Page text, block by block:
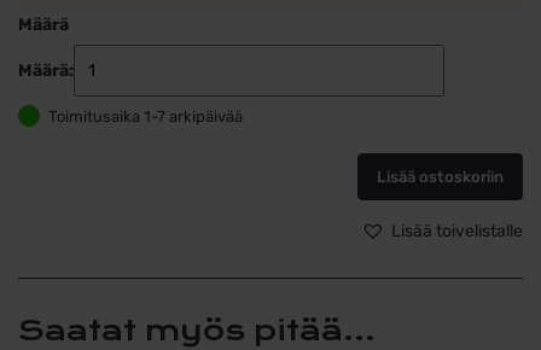
Määrä
Määrä:
x
14,5mm
määrä
Toimitusaika 1-7 arkipäivää
Lisää ostoskoriin
Lisää toivelistalle
Saatat myös pitää...